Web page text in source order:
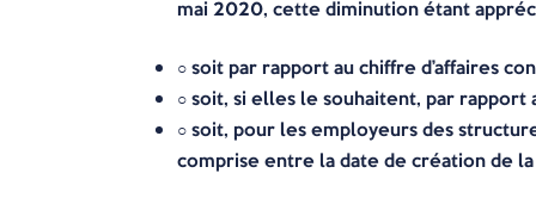
mai 2020, cette diminution étant
○ soit par rapport au chiffre d’affaires
○ soit, si elles le souhaitent, par rapport
○ soit, pour les employeurs des
comprise entre la date de création de